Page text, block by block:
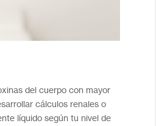
del cuerpo con mayor
cálculos renales o
líquido según tu nivel de